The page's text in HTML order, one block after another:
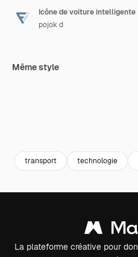
Icône de voiture intelligente
pojok d
Même style
transport technologie
La plateforme créative pour